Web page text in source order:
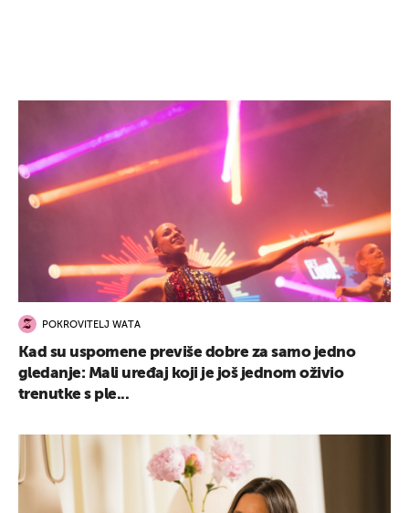
POKROVITELJ WATA
Kad su uspomene previše dobre za samo jedno
gledanje: Mali uređaj koji je još jednom oživio
trenutke s ple...